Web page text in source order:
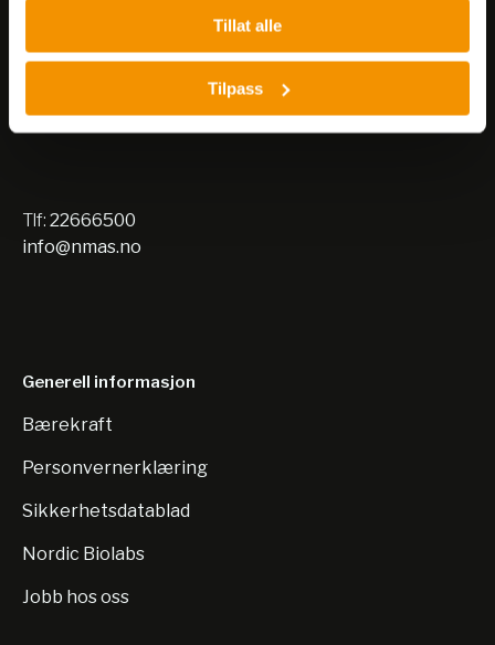
Tillat alle
Tilpass
0667 OSLO
Lager:
0667 OSLO
Tlf: 22666500
info@nmas.no
Generell informasjon
Bærekraft
Personvernerklæring
Sikkerhetsdatablad
Nordic Biolabs
Jobb hos oss